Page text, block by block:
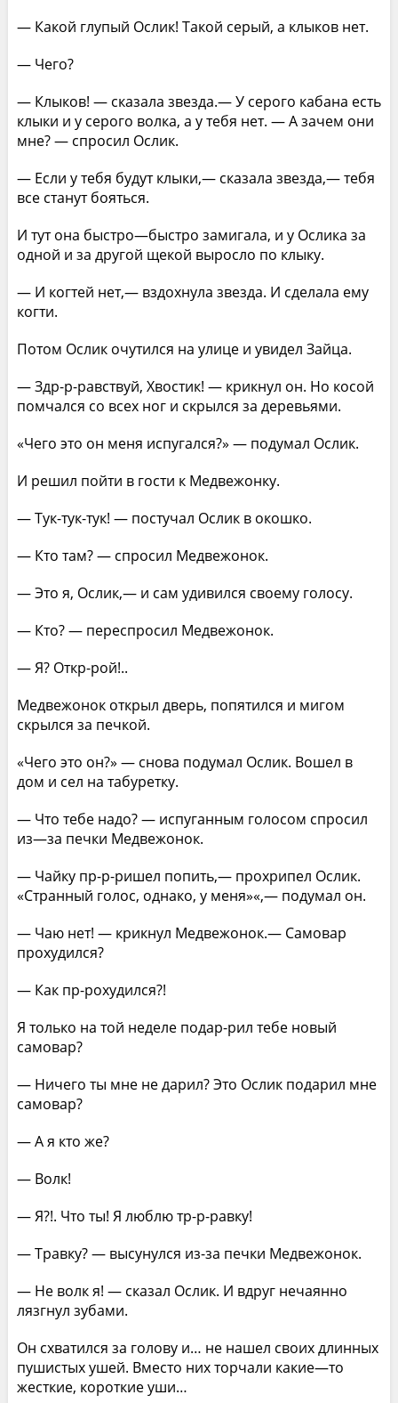
— Какой глупый Ослик! Такой серый, а клыков нет.
— Чего?
— Клыков! — сказала звезда.— У серого кабана есть
клыки и у серого волка, а у тебя нет. — А зачем они
мне? — спросил Ослик.
— Если у тебя будут клыки,— сказала звезда,— тебя
все станут бояться.
И тут она быстро—быстро замигала, и у Ослика за
одной и за другой щекой выросло по клыку.
— И когтей нет,— вздохнула звезда. И сделала ему
когти.
Потом Ослик очутился на улице и увидел Зайца.
— Здр-р-равствуй, Хвостик! — крикнул он. Но косой
помчался со всех ног и скрылся за деревьями.
«Чего это он меня испугался?» — подумал Ослик.
И решил пойти в гости к Медвежонку.
— Тук-тук-тук! — постучал Ослик в окошко.
— Кто там? — спросил Медвежонок.
— Это я, Ослик,— и сам удивился своему голосу.
— Кто? — переспросил Медвежонок.
— Я? Откр-рой!..
Медвежонок открыл дверь, попятился и мигом
скрылся за печкой.
«Чего это он?» — снова подумал Ослик. Вошел в
дом и сел на табуретку.
— Что тебе надо? — испуганным голосом спросил
из—за печки Медвежонок.
— Чайку пр-р-ришел попить,— прохрипел Ослик.
«Странный голос, однако, у меня»«,— подумал он.
— Чаю нет! — крикнул Медвежонок.— Самовар
прохудился?
— Как пр-рохудился?!
Я только на той неделе подар-рил тебе новый
самовар?
— Ничего ты мне не дарил? Это Ослик подарил мне
самовар?
— А я кто же?
— Волк!
— Я?!. Что ты! Я люблю тр-р-равку!
— Травку? — высунулся из-за печки Медвежонок.
— Не волк я! — сказал Ослик. И вдруг нечаянно
лязгнул зубами.
Он схватился за голову и… не нашел своих длинных
пушистых ушей. Вместо них торчали какие—то
жесткие, короткие уши…